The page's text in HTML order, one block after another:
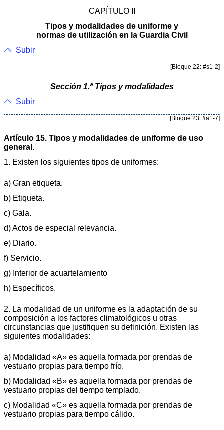
CAPÍTULO II
Tipos y modalidades de uniforme y
normas de utilización en la Guardia Civil
Subir
[Bloque 22: #s1-2]
Sección 1.ª Tipos y modalidades
Subir
[Bloque 23: #a1-7]
Artículo 15. Tipos y modalidades de uniforme de uso
general.
1. Existen los siguientes tipos de uniformes:
a) Gran etiqueta.
b) Etiqueta.
c) Gala.
d) Actos de especial relevancia.
e) Diario.
f) Servicio.
g) Interior de acuartelamiento
h) Específicos.
2. La modalidad de un uniforme es la adaptación de su
composición a los factores climatológicos u otras
circunstancias que justifiquen su definición. Existen las
siguientes modalidades:
a) Modalidad «A» es aquella formada por prendas de
vestuario propias para tiempo frío.
b) Modalidad «B» es aquella formada por prendas de
vestuario propias del tiempo templado.
c) Modalidad «C» es aquella formada por prendas de
vestuario propias para tiempo cálido.